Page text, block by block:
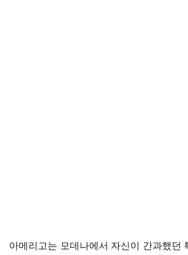
아메리고는 모데나에서 자신이 간과했던